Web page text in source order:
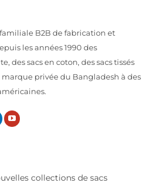
B2B de fabrication et
les années 1990 des
des sacs en coton, des sacs tissés
privée du Bangladesh à des
collections de sacs